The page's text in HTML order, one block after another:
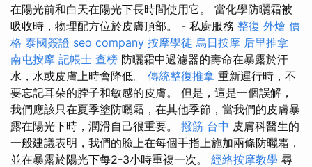
在陽光前和白天在陽光下長時間使用它。 當化學防曬霜被
吸收時，物理配方位於皮膚頂部。 - 私廚服務 整復 外燴 價
格 泰國簽證 seo company 按摩學徒 烏日按摩 后里推拿
南屯按摩 記帳士 查榜 防曬霜中過濾器的壽命在暴露於汗
水，水或皮膚上時會降低。 傳統整復推拿 重新運行時，不
要忘記耳朵的脖子和敏感的皮膚。 但是，這是一個誤解，
我們應該只在夏季塗防曬霜，在其他季節，當我們的皮膚暴
露在陽光下時，潤滑自己很重要。 撥筋 台中 皮膚科醫生的
一般建議表明，我們的臉上在每個手指上施加兩條防曬霜，
並在暴露於陽光下每2-3小時重複一次。 經絡按摩教學 尋